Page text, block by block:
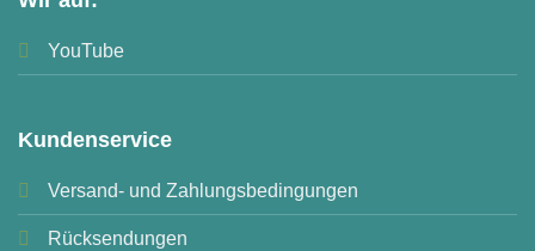
YouTube
Kundenservice
Versand- und Zahlungsbedingungen
Rücksendungen